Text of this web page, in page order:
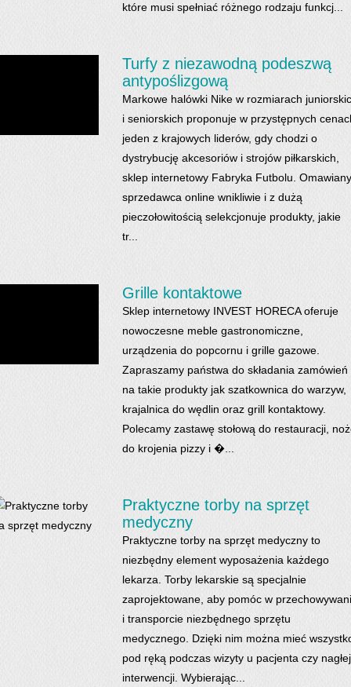
które musi spełniać różnego rodzaju funkcj...
Turfy z niezawodną podeszwą
antypoślizgową
Markowe halówki Nike w rozmiarach
i seniorskich proponuje w przystępnych
jeden z krajowych liderów, gdy chodzi o
dystrybucję akcesoriów i strojów piłkarskich,
sklep internetowy Fabryka Futbolu. Omawiany
sprzedawca online wnikliwie i z dużą
pieczołowitością selekcjonuje produkty, jakie
tr...
Grille kontaktowe
Sklep internetowy INVEST HORECA oferuje
nowoczesne meble gastronomiczne,
urządzenia do popcornu i grille gazowe.
Zapraszamy państwa do składania zamówień
na takie produkty jak szatkownica do warzyw,
krajalnica do wędlin oraz grill kontaktowy.
Polecamy zastawę stołową do restauracji,
do krojenia pizzy i �...
Praktyczne torby na sprzęt
medyczny
Praktyczne torby na sprzęt medyczny to
niezbędny element wyposażenia każdego
lekarza. Torby lekarskie są specjalnie
zaprojektowane, aby pomóc w
i transporcie niezbędnego sprzętu
medycznego. Dzięki nim można mieć
pod ręką podczas wizyty u pacjenta czy nagłej
interwencji. Wybierając...